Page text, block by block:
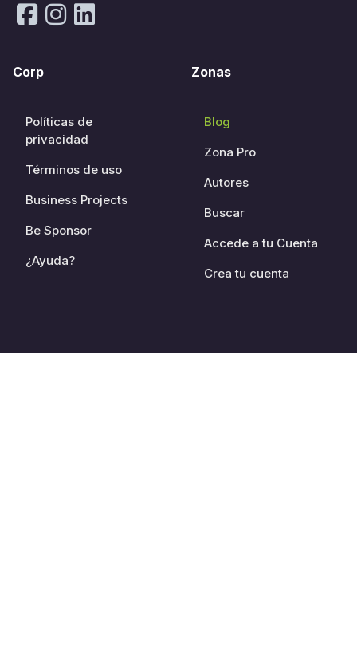
Corp
Políticas de
privacidad
Términos de uso
Business Projects
Be Sponsor
¿Ayuda?
Zonas
Blog
Zona Pro
Autores
Buscar
Accede a tu Cuenta
Crea tu cuenta